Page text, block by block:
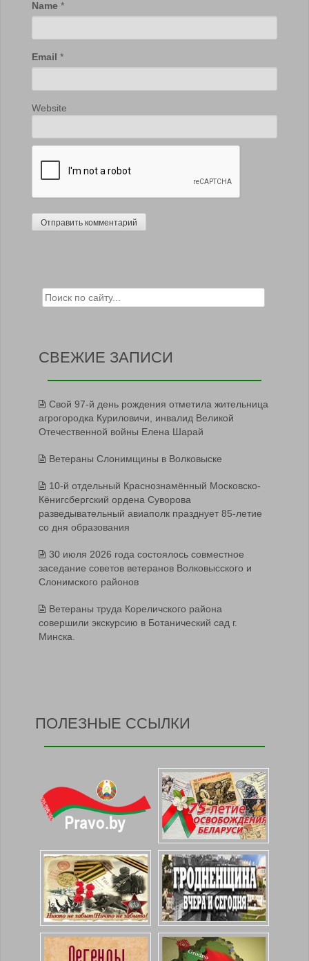
Name *
Email *
Website
Search for:
СВЕЖИЕ ЗАПИСИ
Свой 97-й день рождения отметила жительница
агрогородка Куриловичи, инвалид Великой
Отечественной войны Елена Шарай
Ветераны Слонимщины в Волковыске
10-й отдельный Краснознамённый Московско-
Кёнигсбергский ордена Суворова
разведывательный авиаполк празднует 85-летие
со дня образования
30 июля 2026 года состоялось совместное
заседание советов ветеранов Волковысского и
Слонимского районов
Ветераны труда Кореличского района
совершили экскурсию в Ботанический сад г.
Минска.
ПОЛЕЗНЫЕ ССЫЛКИ